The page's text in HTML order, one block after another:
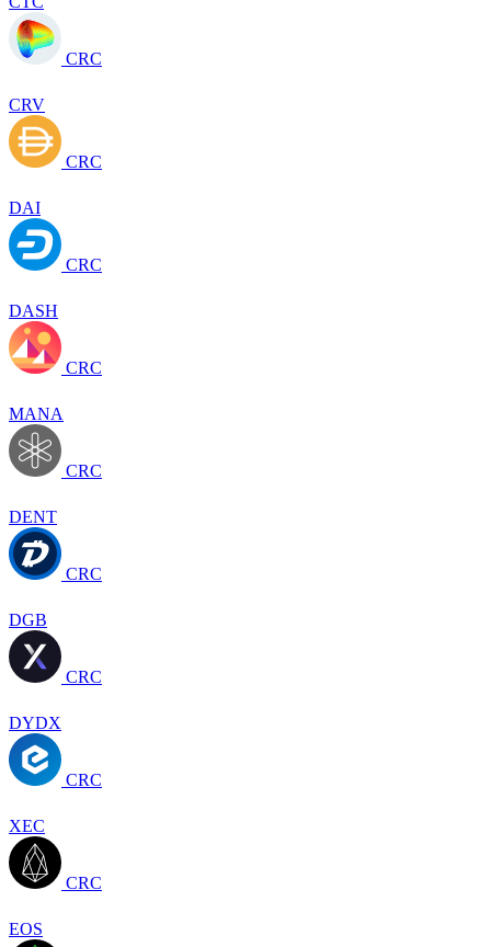
CRC
CRV
CRC
DAI
CRC
DASH
CRC
MANA
CRC
DENT
CRC
DGB
CRC
DYDX
CRC
XEC
CRC
EOS